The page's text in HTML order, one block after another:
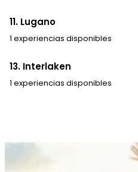
11. Lugano
1 experiencias disponibles
13. Interlaken
1 experiencias disponibles